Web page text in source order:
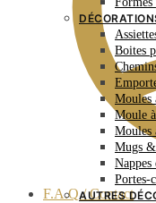
F.A.Q / Contact
Boites
Moules
Moule
Moules
Mugs &
Nappes
Portes-
AUTRES